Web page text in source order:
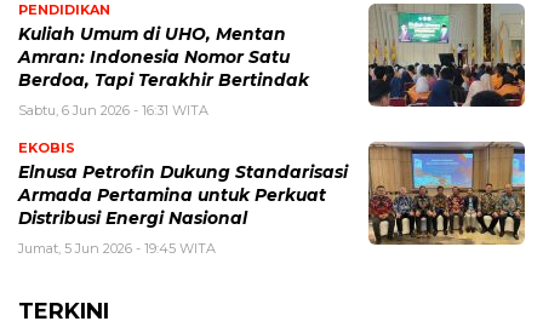
PENDIDIKAN
Kuliah Umum di UHO, Mentan
Amran: Indonesia Nomor Satu
Berdoa, Tapi Terakhir Bertindak
Sabtu, 6 Jun 2026 - 16:31 WITA
EKOBIS
Elnusa Petrofin Dukung Standarisasi
Armada Pertamina untuk Perkuat
Distribusi Energi Nasional
Jumat, 5 Jun 2026 - 19:45 WITA
TERKINI